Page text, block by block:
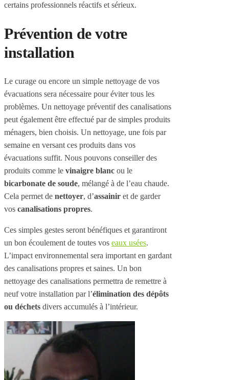
certains professionnels réactifs et sérieux.
Prévention de votre
installation
Le curage ou encore un simple nettoyage de vos
évacuations sera nécessaire pour éviter tous les
problèmes. Un nettoyage préventif des canalisations
peut également être effectué par de simples produits
ménagers, bien choisis. Un nettoyage, une fois par
semaine en versant ces produits dans vos
évacuations suffit. Nous pouvons conseiller des
produits comme le vinaigre blanc ou le
bicarbonate de soude, mélangé à de l’eau chaude.
Cela permet de nettoyer, d’assainir et de garder
vos canalisations propres.
Ces simples gestes seront bénéfiques et garantiront
un bon écoulement de toutes vos eaux usées.
L’impact environnemental sera important en gardant
des canalisations propres et saines. Un bon
nettoyage des canalisations permettra de remettre à
neuf votre installation par l’élimination des dépôts
ou déchets divers accumulés à l’intérieur.